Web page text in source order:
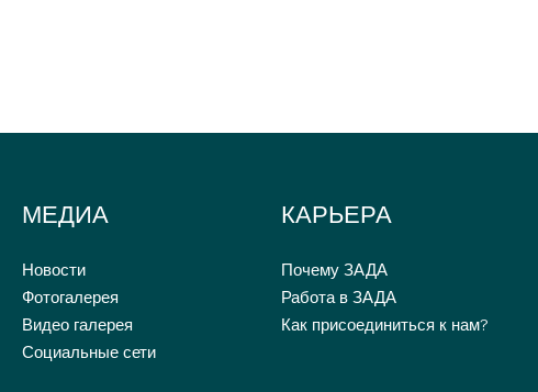
МЕДИА
Новости
Фотогалерея
Видео галерея
Социальные сети
КАРЬЕРА
Почему ЗАДА
Работа в ЗАДА
Как присоединиться к нам?